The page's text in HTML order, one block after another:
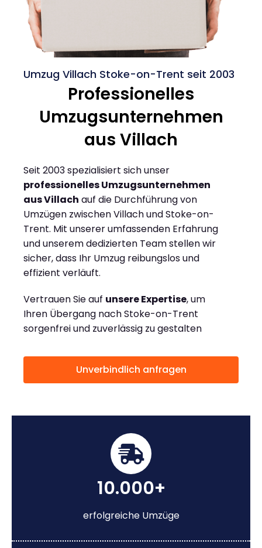
Umzug Villach Stoke-on-Trent seit 2003
Professionelles
Umzugsunternehmen
aus Villach
Seit 2003 spezialisiert sich unser
professionelles Umzugsunternehmen
aus Villach auf die Durchführung von
Umzügen zwischen Villach und Stoke-on-
Trent. Mit unserer umfassenden Erfahrung
und unserem dedizierten Team stellen wir
sicher, dass Ihr Umzug reibungslos und
effizient verläuft.
Vertrauen Sie auf unsere Expertise, um
Ihren Übergang nach Stoke-on-Trent
sorgenfrei und zuverlässig zu gestalten
Unverbindlich anfragen
10.000+
erfolgreiche Umzüge